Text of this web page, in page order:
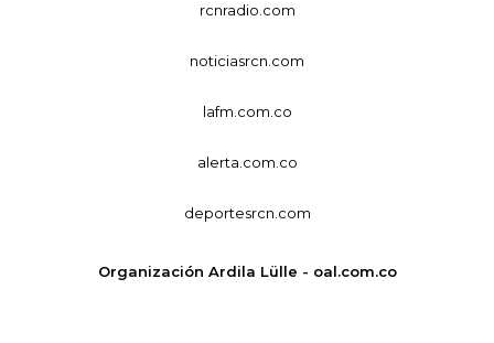
rcnradio.com
noticiasrcn.com
lafm.com.co
alerta.com.co
deportesrcn.com
Organización Ardila Lülle - oal.com.co